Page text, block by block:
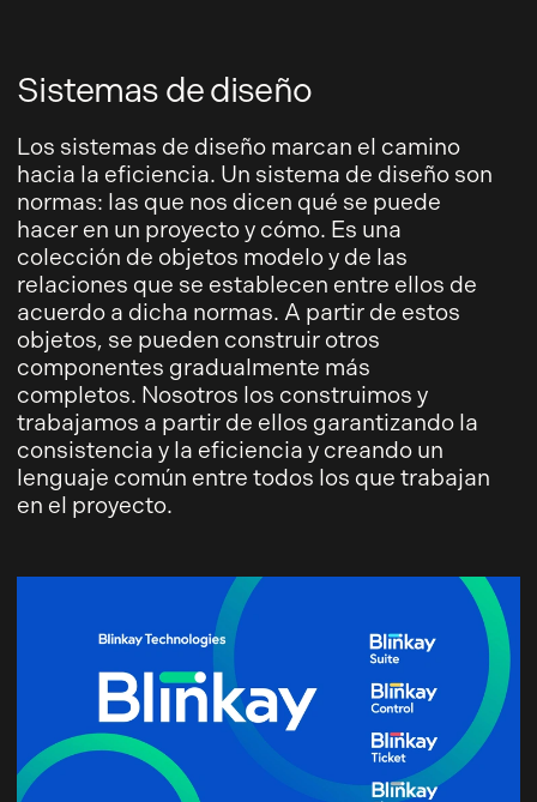
Sistemas de diseño
Los sistemas de diseño marcan el camino
hacia la eficiencia. Un sistema de diseño son
normas: las que nos dicen qué se puede
hacer en un proyecto y cómo. Es una
colección de objetos modelo y de las
relaciones que se establecen entre ellos de
acuerdo a dicha normas. A partir de estos
objetos, se pueden construir otros
componentes gradualmente más
completos. Nosotros los construimos y
trabajamos a partir de ellos garantizando la
consistencia y la eficiencia y creando un
lenguaje común entre todos los que trabajan
en el proyecto.